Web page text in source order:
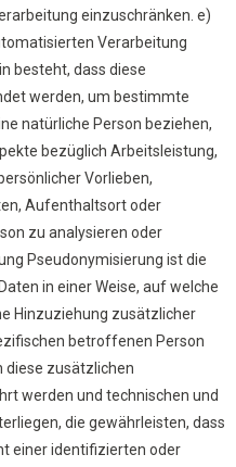
einzuschränken. e)
Verarbeitung
besteht, dass diese
werden, um bestimmte
natürliche Person beziehen,
bezüglich Arbeitsleistung,
Vorlieben,
Aufenthaltsort oder
zu analysieren oder
Pseudonymisierung ist die
in einer Weise, auf welche
Hinzuziehung zusätzlicher
betroffenen Person
diese zusätzlichen
werden und technischen und
die gewährleisten, dass
einer identifizierten oder